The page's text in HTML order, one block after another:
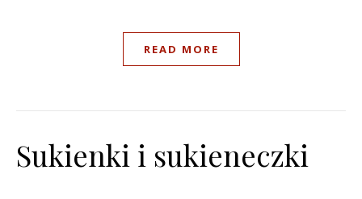
READ MORE
Sukienki i sukieneczki